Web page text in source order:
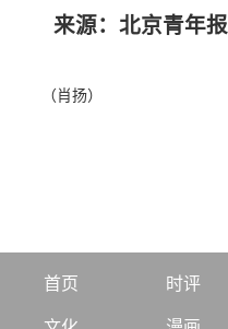
来源：北京青年报
（肖扬）
首页 时评